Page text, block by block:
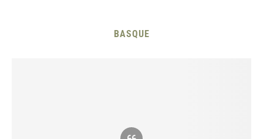
BASQUE